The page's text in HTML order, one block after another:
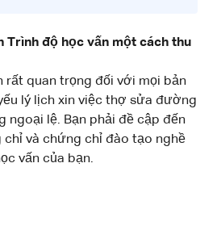
Trình độ học vấn một cách thu
rất quan trọng đối với mọi bản
lý lịch xin việc thợ sửa đường
ngoại lệ. Bạn phải đề cập đến
và chứng chỉ đào tạo nghề
vấn của bạn.